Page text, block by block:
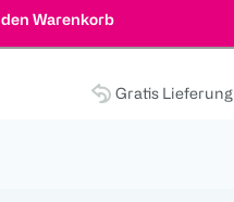
den Warenkorb
Gratis